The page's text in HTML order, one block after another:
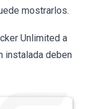
mostrarlos.
Unlimited a
instalada deben